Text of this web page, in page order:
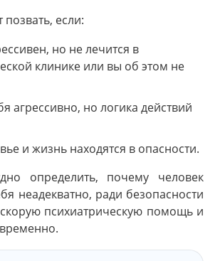
если:
но не лечится в
клинике или вы об этом не
агрессивно, но логика действий
и жизнь находятся в опасности.
определить, почему человек
неадекватно, ради безопасности
скорую психиатрическую помощь и